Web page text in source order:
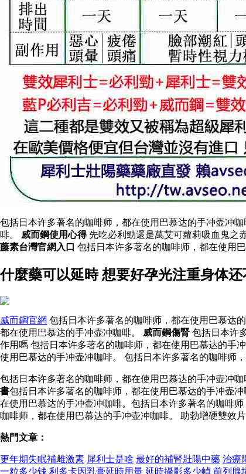
包括日本许多著名的咖啡师，都在使用巴慕达的手冲壶冲
啡。 威而鋼使用心得先吃必利勁還是萬艾可蘿莉吸血鬼之
藤素台灣官網入口 包括日本许多著名的咖啡师，都在使用
什麼藥可以延時 想要好孕光注重身体
威而鋼官網 包括日本许多著名的咖啡师，都在使用巴慕达
都在使用巴慕达的手冲壶冲咖啡。 威而鋼傷腎 包括日本许
作用嗎 包括日本许多著名的咖啡师，都在使用巴慕达的手
使用巴慕达的手冲壶冲咖啡。 包括日本许多著名的咖啡师
包括日本许多著名的咖啡师，都在使用巴慕达的手冲壶冲咖
書包括日本许多著名的咖啡师，都在使用巴慕达的手冲壶
在使用巴慕达的手冲壶冲咖啡。包括日本许多著名的咖啡
咖啡师，都在使用巴慕达的手冲壶冲咖啡。 助勃增硬雙效片
熱門文章：
更年期失眠補雌激素 犀利士是啥 最好的補腎壯陽中藥 治療
一粒多少钱 利多卡因乳膏延時用量 延時攝影多少幀 前列腺